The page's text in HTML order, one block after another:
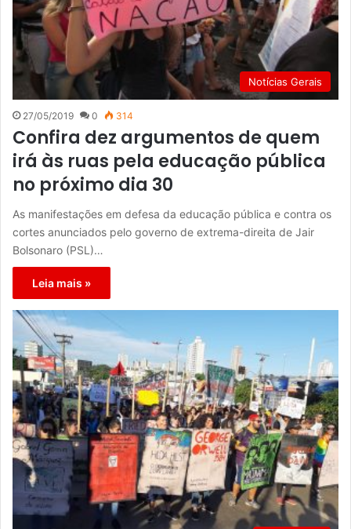
Notícias Gerais
27/05/2019 0 314
Confira dez argumentos de quem
irá às ruas pela educação pública
no próximo dia 30
As manifestações em defesa da educação pública e contra os
cortes anunciados pelo governo de extrema-direita de Jair
Bolsonaro (PSL)…
Leia mais »